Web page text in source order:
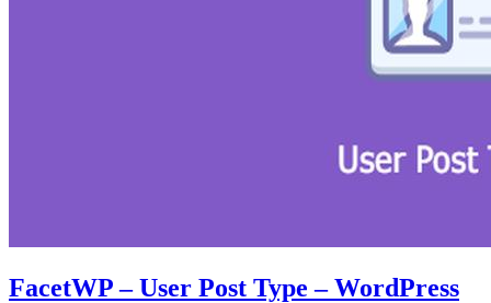
FacetWP – User Post Type – WordPress